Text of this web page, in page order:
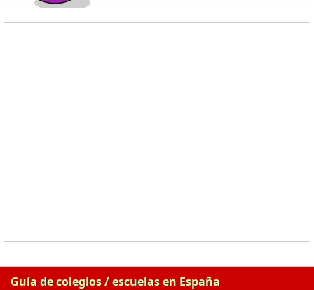
Guía de colegios / escuelas en España